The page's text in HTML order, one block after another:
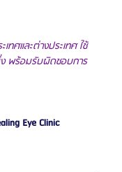
ทศและต่างประเทศ ใช้
พร้อมรับผิดชอบการ
Eye Clinic